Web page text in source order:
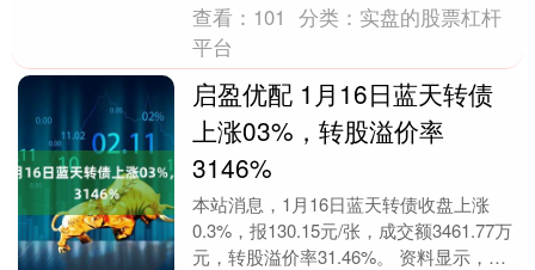
查看： 101 分类： 实盘的股票杠杆
平台
启盈优配 1月16日蓝天转债
上涨03%，转股溢价率
3146%
本站消息，1月16日蓝天转债收盘上涨
0.3%，报130.15元/张，成交额3461.77万
元，转股溢价率31.46%。 资料显示，蓝